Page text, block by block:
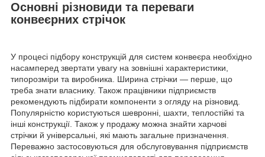
Основні різновиди та переваги
конвеєрних стрічок
У процесі підбору конструкцій для систем конвеєра необхідно
насамперед звертати увагу на зовнішні характеристики,
типорозміри та виробника. Ширина стрічки — перше, що
треба знати власнику. Також працівники підприємств
рекомендують підбирати компоненти з огляду на різновид.
Популярністю користуються шевронні, шахти, теплостійкі та
інші конструкції. Також у продажу можна знайти харчові
стрічки й універсальні, які мають загальне призначення.
Переважно застосовуються для обслуговування підприємств